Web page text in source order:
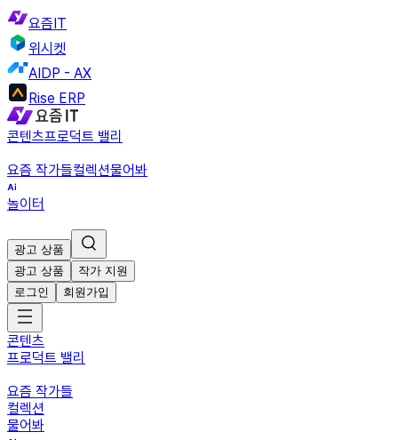
요즘IT
위시켓
AIDP - AX
Rise ERP
콘텐츠프로덕트 밸리
요즘 작가들컬렉션물어봐
놀이터
광고 상품
광고 상품
작가 지원
로그인
회원가입
콘텐츠
프로덕트 밸리
요즘 작가들
컬렉션
물어봐